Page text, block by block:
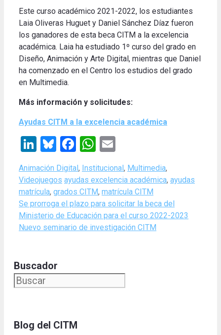
Este curso académico 2021-2022, los estudiantes
Laia Oliveras Huguet y Daniel Sánchez Díaz fueron
los ganadores de esta beca CITM a la excelencia
académica. Laia ha estudiado 1º curso del grado en
Diseño, Animación y Arte Digital, mientras que Daniel
ha comenzado en el Centro los estudios del grado
en Multimedia.
Más información y solicitudes:
Ayudas CITM a la excelencia académica
LinkedIn
Bluesky
Facebook
WhatsApp
Categories
Animación Digital , Institucional , Multimedia,
Videojuegos Tags
ayudas excelencia académica, ayudas
matrícula, grados CITM, matrícula CITM
Se prorroga el plazo para solicitar la beca del
Ministerio de Educación para el curso 2022-2023
Nuevo seminario de investigación CITM
Buscador
Blog del CITM